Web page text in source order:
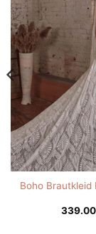
Boho Brautkleid
339.00